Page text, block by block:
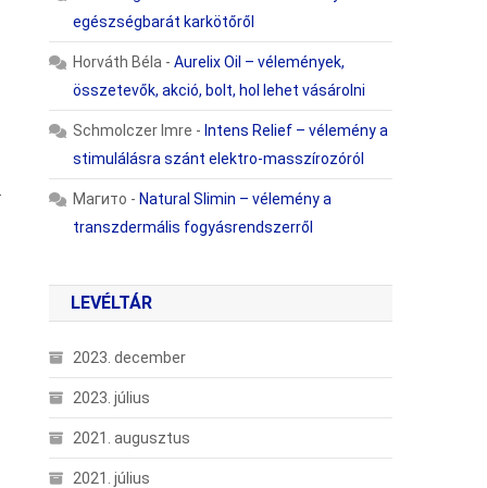
egészségbarát karkötőről
Horváth Béla -Aurelix Oil – vélemények,
összetevők, akció, bolt, hol lehet vásárolni
Schmolczer Imre - Intens Relief – vélemény a
stimulálásra szánt elektro-masszírozóról
Магито - Natural Slimin – vélemény a
transzdermális fogyásrendszerről
LEVÉLTÁR
2023. december
2023. július
2021. augusztus
2021. július